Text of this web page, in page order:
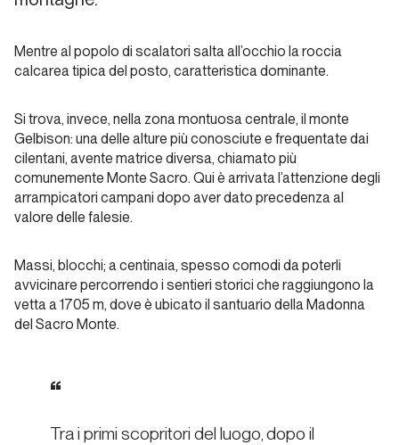
Umberto
Iorio
Copertina
Sulle
rocce
e non
solo...
Storia di
Copertina
Multipitch
Mentre al popolo di scalatori salta all’occhio la roccia
calcarea tipica del posto, caratteristica dominante.
Si trova, invece, nella zona montuosa centrale, il monte
Gelbison: una delle alture più conosciute e frequentate dai
cilentani, avente matrice diversa, chiamato più
comunemente Monte Sacro. Qui è arrivata l’attenzione degli
arrampicatori campani dopo aver dato precedenza al
valore delle falesie.
Massi, blocchi; a centinaia, spesso comodi da poterli
avvicinare percorrendo i sentieri storici che raggiungono la
vetta a 1705 m, dove è ubicato il santuario della Madonna
del Sacro Monte.
Tra i primi scopritori del luogo, dopo il